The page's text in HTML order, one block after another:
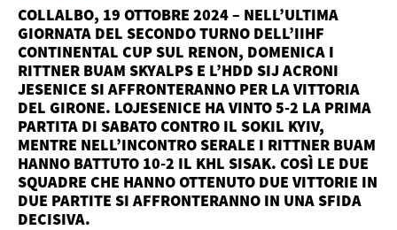
COLLALBO, 19 OTTOBRE 2024 – NELL’ULTIMA
GIORNATA DEL SECONDO TURNO DELL’IIHF
CONTINENTAL CUP SUL RENON, DOMENICA I
RITTNER BUAM SKYALPS E L’HDD SIJ ACRONI
JESENICE SI AFFRONTERANNO PER LA VITTORIA
DEL GIRONE. LOJESENICE HA VINTO 5-2 LA PRIMA
PARTITA DI SABATO CONTRO IL SOKIL KYIV,
MENTRE NELL’INCONTRO SERALE I RITTNER BUAM
HANNO BATTUTO 10-2 IL KHL SISAK. COSÌ LE DUE
SQUADRE CHE HANNO OTTENUTO DUE VITTORIE IN
DUE PARTITE SI AFFRONTERANNO IN UNA SFIDA
DECISIVA.